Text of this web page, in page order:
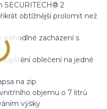
2
obtížnější prolomit než
pohodlné zacházení s
oblečení na jedné
na zip
objemu o 7 litrů
výšky